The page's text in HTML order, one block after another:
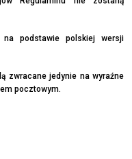
na podstawie polskiej wersji
zwracane jedynie na wyraźne
pocztowym.